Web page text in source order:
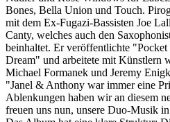
Bones, Bella Union und Touch.
mit dem Ex-Fugazi-Bassisten Joe
Canty, welches auch den
beinhaltet. Er veröffentlichte
Dream" und arbeitete mit Künstlern
Michael Formanek und Jeremy
"Janel & Anthony war immer eine
Ablenkungen haben wir an diesem
freuen uns nun, unsere Duo-Musik